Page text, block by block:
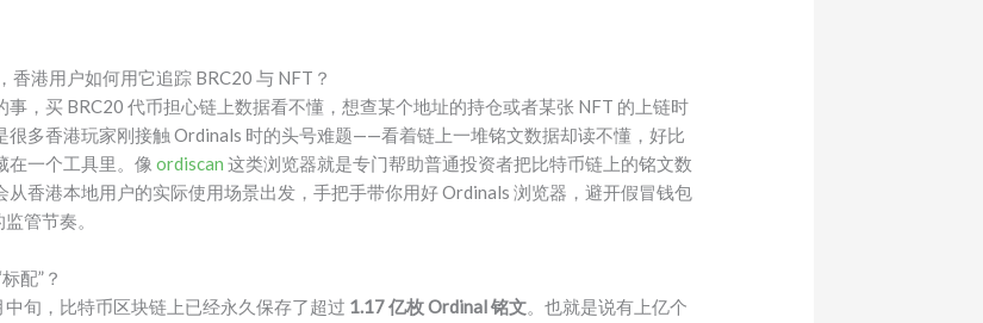
港用户如何用它追踪 BRC20 与 NFT？
，买 BRC20 代币担心链上数据看不懂，想查某个地址的持仓或者某张 NFT 的上链时
很多香港玩家刚接触 Ordinals 时的头号难题——看着链上一堆铭文数据却读不懂，好比
在一个工具里。像ordiscan 这类浏览器就是专门帮助普通投资者把比特币链上的铭文数
香港本地用户的实际使用场景出发，手把手带你用好 Ordinals 浏览器，避开假冒钱包
管节奏。
配”？
旬，比特币区块链上已经永久保存了超过 1.17 亿枚 Ordinal 铭文。也就是说有上亿个